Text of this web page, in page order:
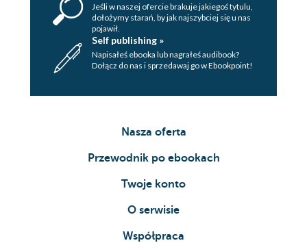
Jeśli w naszej ofercie brakuje jakiegoś tytulu,
dołożymy starań, by jak najszybciej się u nas
pojawił.
Self publishing »
Napisałeś ebooka lub nagrałeś audibook?
Dołącz do nas i sprzedawaj go w Ebookpoint!
Nasza oferta
Przewodnik po ebookach
Twoje konto
O serwisie
Współpraca